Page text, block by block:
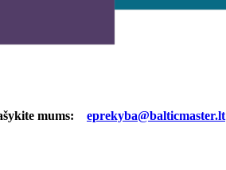
mums: eprekyba@balticmaster.lt